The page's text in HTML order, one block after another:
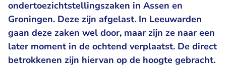
ondertoezichtstellingszaken in Assen en
Groningen. Deze zijn afgelast. In Leeuwarden
gaan deze zaken wel door, maar zijn ze naar een
later moment in de ochtend verplaatst. De direct
betrokkenen zijn hiervan op de hoogte gebracht.